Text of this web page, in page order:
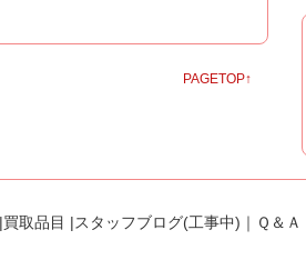
PAGETOP↑
|買取品目 |スタッフブログ(工事中) ｜ Ｑ＆Ａ